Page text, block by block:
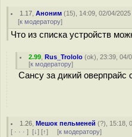
1.17 ,Аноним (15), 14:09, 02/04/2025
[к модератору]
Что из списка устройств
2.99 ,Rus_Trololo (ok), 23:39, 04/
[к модератору]
Сансу за дикий оверпрайс
1.26 ,Мешок пельменей (?), 15:18,
[ · · · ] [↓] [↑] [к модератору]